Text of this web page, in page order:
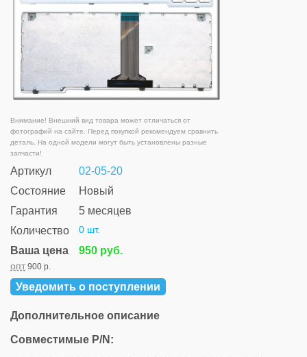
Внимание! Внешний вид товара может отличаться от
фотографий на сайте. Перед покупкой рекомендуем сравнить
деталь. На одной модели могут быть установлены разные
запчасти!
Артикул
02-05-20
Состояние
Новый
Гарантия
5 месяцев
Количество
0 шт.
Ваша цена 950 руб.
опт 900 р.
Уведомить о поступлении
Дополнительное описание
Совместимые P/N: